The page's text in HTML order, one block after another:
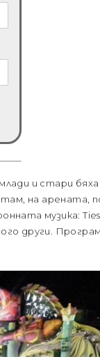
и стари
на арената,
музика:
други.